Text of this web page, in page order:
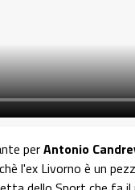
perAntonio
l'ex Livorno è un